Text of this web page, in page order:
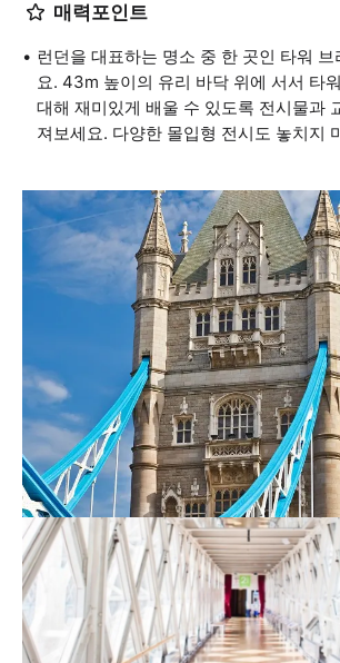
매력포인트
런던을 대표하는 명소 중 한 곳인 타워 브
요. 43m 높이의 유리 바닥 위에 서서 타
대해 재미있게 배울 수 있도록 전시물과
져보세요. 다양한 몰입형 전시도 놓치지